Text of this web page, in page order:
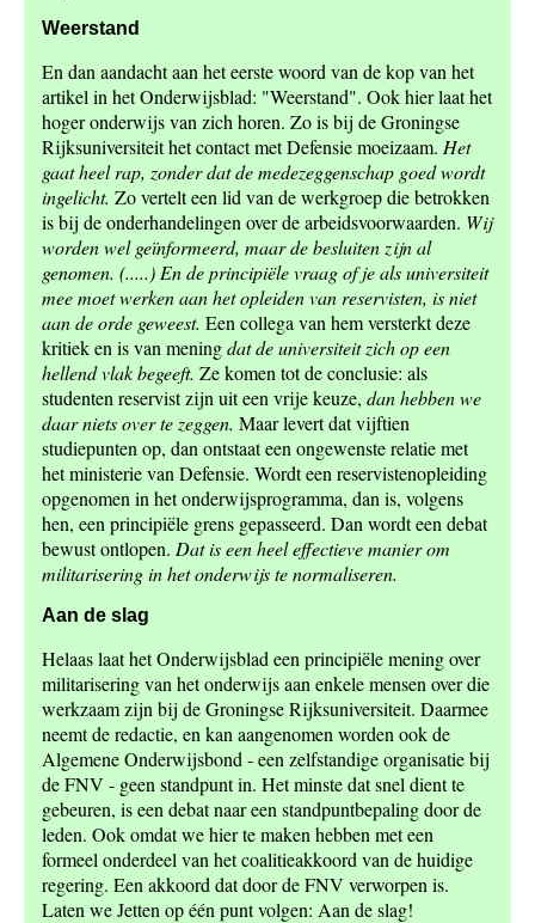
Weerstand
En dan aandacht aan het eerste woord van de kop van het
artikel in het Onderwijsblad: "Weerstand". Ook hier laat het
hoger onderwijs van zich horen. Zo is bij de Groningse
Rijksuniversiteit het contact met Defensie moeizaam. Het
gaat heel rap, zonder dat de medezeggenschap goed wordt
ingelicht. Zo vertelt een lid van de werkgroep die betrokken
is bij de onderhandelingen over de arbeidsvoorwaarden. Wij
worden wel geïnformeerd, maar de besluiten zijn al
genomen. (.....) En de principiële vraag of je als universiteit
mee moet werken aan het opleiden van reservisten, is niet
aan de orde geweest. Een collega van hem versterkt deze
kritiek en is van meningdat de universiteit zich op een
hellend vlak begeeft. Ze komen tot de conclusie: als
studenten reservist zijn uit een vrije keuze, dan hebben we
daar niets over te zeggen. Maar levert dat vijftien
studiepunten op, dan ontstaat een ongewenste relatie met
het ministerie van Defensie. Wordt een reservistenopleiding
opgenomen in het onderwijsprogramma, dan is, volgens
hen, een principiële grens gepasseerd. Dan wordt een debat
bewust ontlopen. Dat is een heel effectieve manier om
militarisering in het onderwijs te normaliseren.
Aan de slag
Helaas laat het Onderwijsblad een principiële mening over
militarisering van het onderwijs aan enkele mensen over die
werkzaam zijn bij de Groningse Rijksuniversiteit. Daarmee
neemt de redactie, en kan aangenomen worden ook de
Algemene Onderwijsbond - een zelfstandige organisatie bij
de FNV - geen standpunt in. Het minste dat snel dient te
gebeuren, is een debat naar een standpuntbepaling door de
leden. Ook omdat we hier te maken hebben met een
formeel onderdeel van het coalitieakkoord van de huidige
regering. Een akkoord dat door de FNV verworpen is.
Laten we Jetten op één punt volgen: Aan de slag!